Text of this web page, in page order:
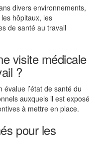
divers environnements,
les hôpitaux, les
de santé au travail
visite médicale
?
évalue l’état de santé du
auxquels il est exposé
à mettre en place.
pour les